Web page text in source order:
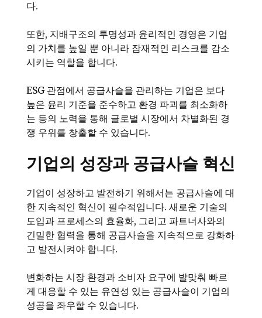
다.
또한, 지배구조의 투명성과 윤리적인 경영은 기업
의 가치를 높일 뿐 아니라 잠재적인 리스크를 감소
시키는 역할을 합니다.
ESG 관점에서 공급사슬을 관리하는 기업은 보다
높은 윤리 기준을 준수하고 환경 파괴를 최소화하
는 등의 노력을 통해 글로벌 시장에서 차별화된 경
쟁 우위를 창출할 수 있습니다.
기업의 성장과 공급사슬 혁신
기업이 성장하고 발전하기 위해서는 공급사슬에 대
한 지속적인 혁신이 필수적입니다. 새로운 기술의
도입과 프로세스의 효율화, 그리고 파트너사와의
긴밀한 협력을 통해 공급사슬을 지속적으로 강화하
고 발전시켜야 합니다.
변화하는 시장 환경과 소비자 요구에 발맞춰 빠르
게 대응할 수 있는 유연성 있는 공급사슬이 기업의
성공을 좌우할 수 있습니다.